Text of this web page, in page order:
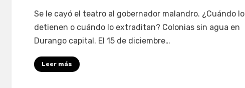
porFernando Miranda Servín
Se le cayó el teatro al gobernador malandro. ¿Cuándo lo
detienen o cuándo lo extraditan? Colonias sin agua en
Durango capital. El 15 de diciembre…
Leer más